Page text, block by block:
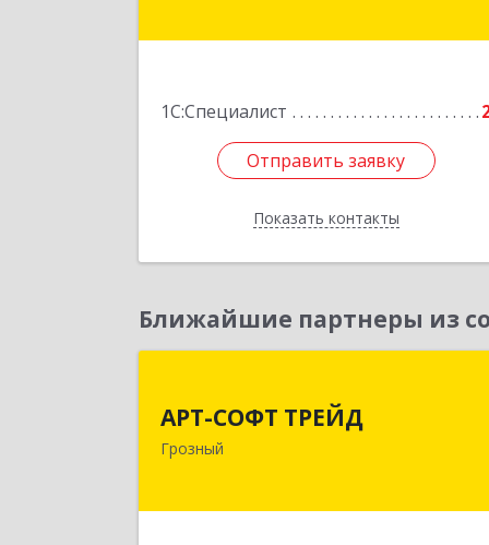
1С:Специалист
Отправить заявку
Показать контакты
Отправить заявку
Назад
Ближайшие партнеры из
АРТ-СОФТ ТРЕЙД
Грозный
364013, Чеченская Респ, Грозный г,